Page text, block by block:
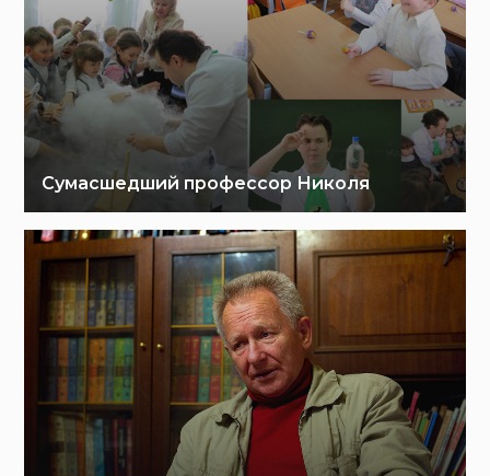
Сумасшедший профессор Николя